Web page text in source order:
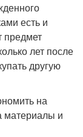
есть и
предмет
лет после
другую
на
материалы и